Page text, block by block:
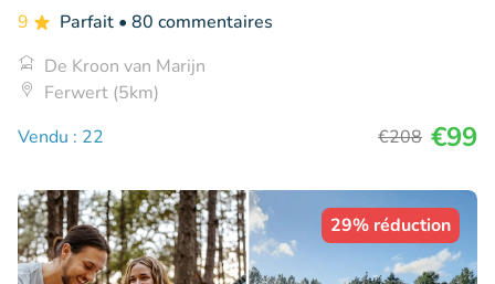
9 Parfait • 80 commentaires
De Kroon van Marijn
Ferwert (5km)
Vendu : 22
€208 €99
29% réduction